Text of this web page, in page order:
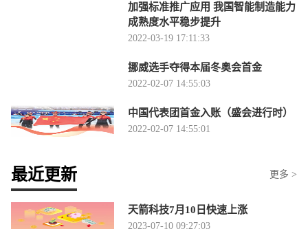
加强标准推广应用 我国智能制造能力
成熟度水平稳步提升
2022-03-19 17:11:33
挪威选手夺得本届冬奥会首金
2022-02-07 14:55:03
中国代表团首金入账（盛会进行时）
2022-02-07 14:55:01
最近更新 更多 >
天箭科技7月10日快速上涨
2023-07-10 09:27:03